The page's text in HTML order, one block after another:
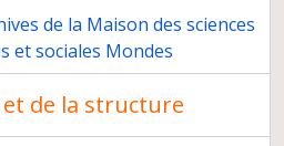
de la Maison des sciences
et sociales Mondes
de la structure